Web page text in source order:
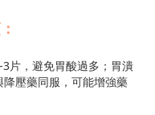
片，避免胃酸過多；胃潰
壓藥同服，可能增強藥